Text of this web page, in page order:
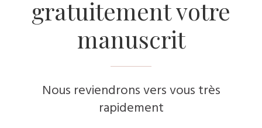
gratuitement votre
manuscrit
Nous reviendrons vers vous très
rapidement